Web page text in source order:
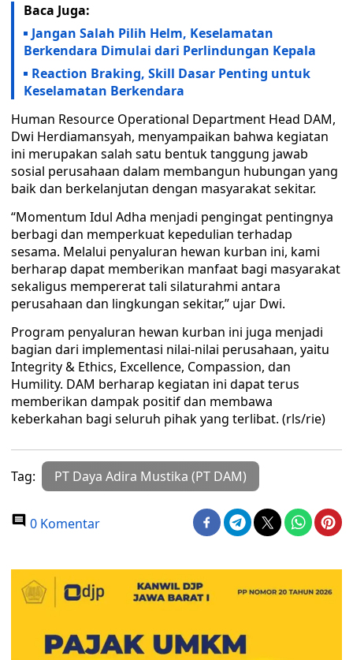
Baca Juga:
Jangan Salah Pilih Helm, Keselamatan
Berkendara Dimulai dari Perlindungan Kepala
Reaction Braking, Skill Dasar Penting untuk
Keselamatan Berkendara
Human Resource Operational Department Head DAM,
Dwi Herdiamansyah, menyampaikan bahwa kegiatan
ini merupakan salah satu bentuk tanggung jawab
sosial perusahaan dalam membangun hubungan yang
baik dan berkelanjutan dengan masyarakat sekitar.
“Momentum Idul Adha menjadi pengingat pentingnya
berbagi dan memperkuat kepedulian terhadap
sesama. Melalui penyaluran hewan kurban ini, kami
berharap dapat memberikan manfaat bagi masyarakat
sekaligus mempererat tali silaturahmi antara
perusahaan dan lingkungan sekitar,” ujar Dwi.
Program penyaluran hewan kurban ini juga menjadi
bagian dari implementasi nilai-nilai perusahaan, yaitu
Integrity & Ethics, Excellence, Compassion, dan
Humility. DAM berharap kegiatan ini dapat terus
memberikan dampak positif dan membawa
keberkahan bagi seluruh pihak yang terlibat. (rls/rie)
Tag: PT Daya Adira Mustika (PT DAM)
0 Komentar